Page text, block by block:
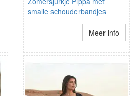
smalle schouderbandjes
Meer info